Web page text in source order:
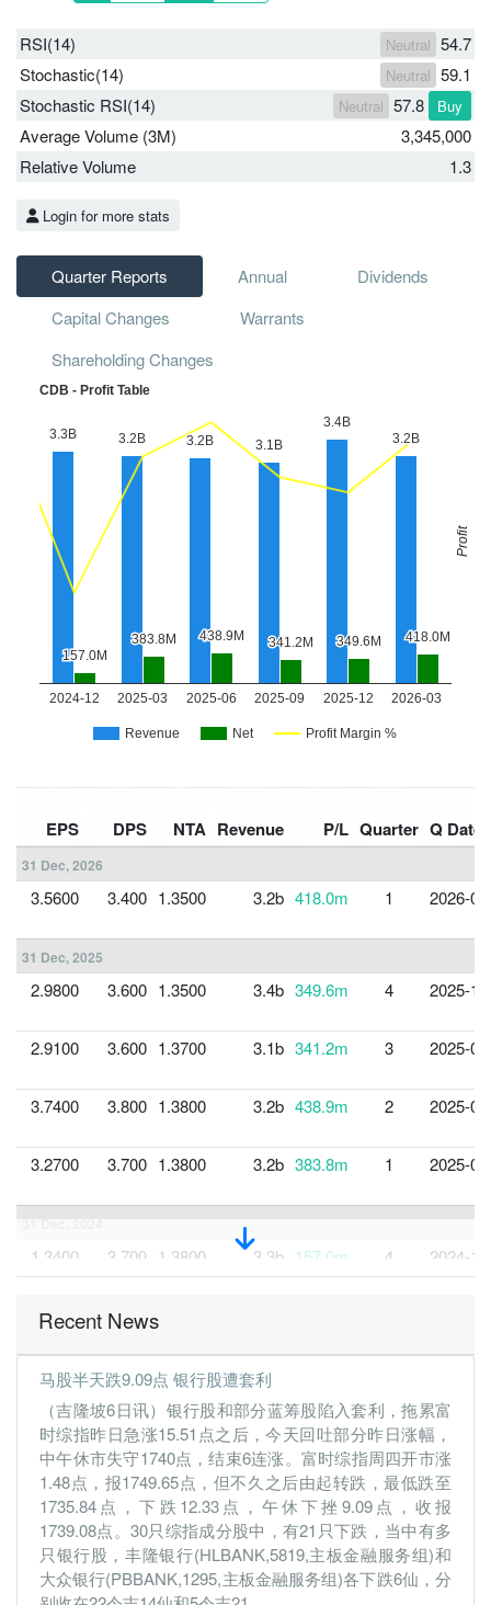
RSI(14) Neutral 54.7
Stochastic(14)
Neutral 59.1
Stochastic RSI(14)
Neutral 57.8 Buy
Average Volume (3M)
3,345,000
Relative Volume
1.3
Login for more stats
Quarter Reports Annual
Dividends
Capital Changes
Warrants
Shareholding Changes
EPS DPS NTA Revenue P/L Quarter Q Date
31 Dec, 2026
3.5600 3.400 1.3500 3.2b 418.0m 1 2026-
31 Dec, 2025
2.9800 3.600 1.3500 3.4b 349.6m 4 2025-
2.9100 3.600 1.3700 3.1b 341.2m 3 2025-
3.7400 3.800 1.3800 3.2b 438.9m 2 2025-
3.2700 3.700 1.3800 3.2b 383.8m 1 2025-
1.3400 3.700 1.3800 3.3b 157.0m 4
2024-
3.4600
3.500 1.4000
3.2100
3.500 1.4000 3.2b 376.5m 1 2024-
31 Dec, 2023
3.7100 3.500 1.4000 3.3b 435.1m 4
2023-
3.8800
3.300 1.3900 3.1b 455.7m 3
2023-
2.9300
3.200 1.3800 3.1b 343.5m 2
2023-
2.7100
3.200 1.3900 3.2b 317.9m 1 2023-
31 Dec, 2022
0.4700 3.100 1.3900 42.8m
Recent News
马股半天跌9.09点 银行股遭套利
（吉隆坡6日讯）银行股和部分蓝筹股陷入套利，拖累富
时综指昨日急涨15.51点之后，今天回吐部分昨日涨幅，
中午休市失守1740点，结束6连涨。富时综指周四开市涨
1.48点，报1749.65点，但不久之后由起转跌，最低跌至
1735.84点，下跌12.33点，午休下挫9.09点，收报
1739.08点。30只综指成分股中，有21只下跌，当中有多
只银行股，丰隆银行(HLBANK,5819,主板金融服务组)和
大众银行(PBBANK,1295,主板金融服务组)各下跌6仙，分